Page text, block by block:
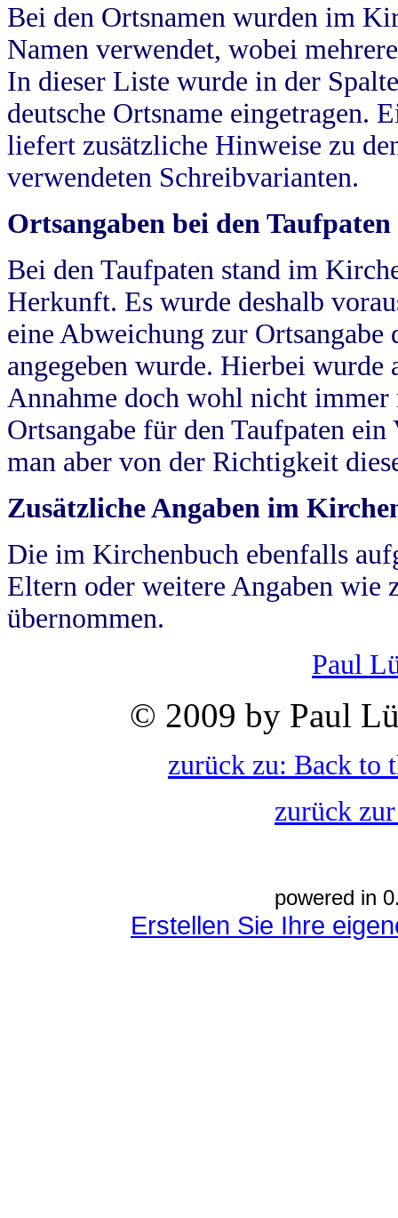
Bei den Ortsnamen wurden im
Namen verwendet, wobei
In dieser Liste wurde in der
deutsche Ortsname eingetragen.
liefert zusätzliche Hinweise zu
verwendeten Schreibvarianten.
Ortsangaben bei den Taufpaten
Bei den Taufpaten stand im
Herkunft. Es wurde deshalb
eine Abweichung zur
angegeben wurde. Hierbei wurde
Annahme doch wohl nicht
Ortsangabe für den Taufpaten
man aber von der Richtigkeit
Zusätzliche Angaben im
Die im Kirchenbuch ebenfalls
Eltern oder weitere Angaben wie
übernommen.
Paul
© 2009 by Paul
zurück zu: Back to
zurück
powered in
Erstellen Sie Ihre